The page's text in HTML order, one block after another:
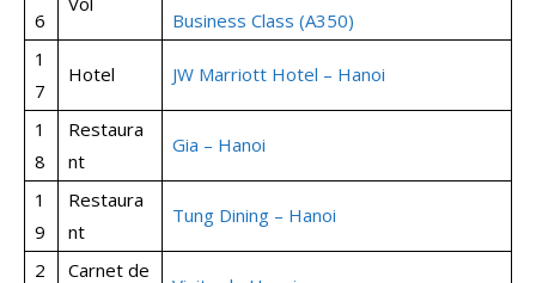
6
Business Class (A350)
1
7
Hotel JW Marriott Hotel – Hanoi
1
8
Restaura
nt
Gia – Hanoi
1
9
Restaura
nt
Tung Dining – Hanoi
2
Carnet de